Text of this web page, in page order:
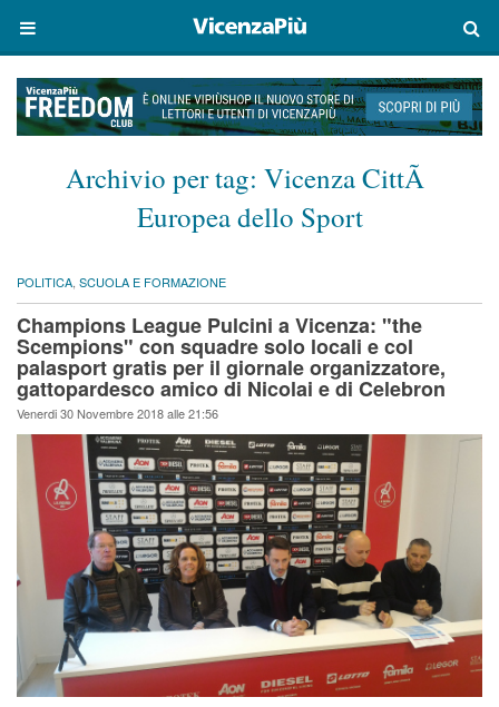
Archivio per tag: Vicenza CittÃ
Europea dello Sport
POLITICA, SCUOLA E FORMAZIONE
Champions League Pulcini a Vicenza: "the
Scempions" con squadre solo locali e col
palasport gratis per il giornale organizzatore,
gattopardesco amico di Nicolai e di Celebron
Venerdi 30 Novembre 2018 alle 21:56